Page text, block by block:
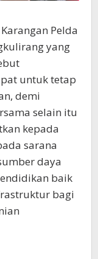
Pelda
yang
untuk tetap
demi
selain itu
kepada
sarana
daya
baik
bagi